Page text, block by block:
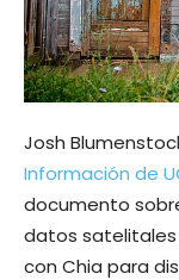
Josh
Información de
documento
datos satelitales
con Chia para